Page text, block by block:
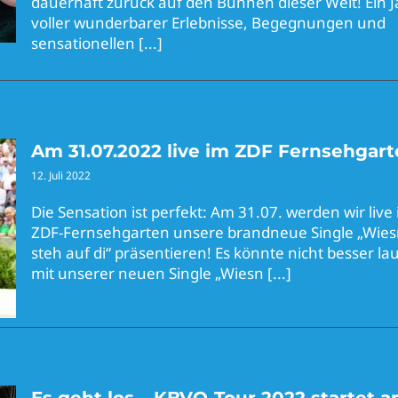
voller wunderbarer Erlebnisse, Begegnungen und
sensationellen [...]
Am 31.07.2022 live im ZDF
12. Juli 2022
Die Sensation ist perfekt: Am 31.07. werden wir live
ZDF-Fernsehgarten unsere brandneue Single
steh auf di“ präsentieren! Es könnte nicht besser
mit unserer neuen Single „Wiesn [...]